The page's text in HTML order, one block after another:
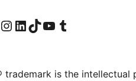
account
page
Visit our Instagram account
Visit our LinkedIn account
Visit our TikTok account
Visit our YouTube channel
Visit our Tumblr account
trademark is the